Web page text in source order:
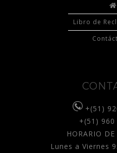
Libro de
+(51)
+(51)
HORARIO
Lunes a Viernes